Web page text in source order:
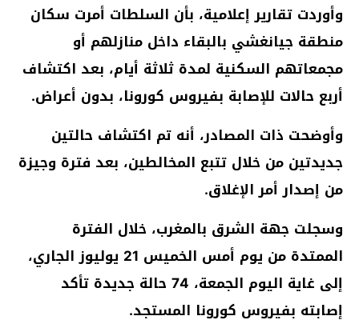
وأوردت تقارير إعلامية، بأن السلطات أمرت سكان
منطقة جيانغشي بالبقاء داخل منازلهم أو
مجمعاتهم السكنية لمدة ثلاثة أيام، بعد اكتشاف
أربع حالات للإصابة بفيروس كورونا، بدون أعراض.
وأوضحت ذات المصادر، أنه تم اكتشاف حالتين
جديدتين من خلال تتبع المخالطين، بعد فترة وجيزة
من إصدار أمر الإغلاق.
وسجلت جهة الشرق بالمغرب، خلال الفترة
الممتدة من يوم أمس الخميس 21 يوليوز الجاري،
إلى غاية اليوم الجمعة، 74 حالة جديدة تأكد
إصابته بفيروس كورونا المستجد.